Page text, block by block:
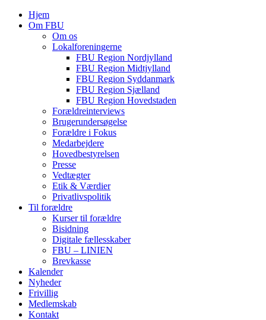
Hjem
Om FBU
Om os
Lokalforeningerne
FBU Region Nordjylland
FBU Region Midtjylland
FBU Region Syddanmark
FBU Region Sjælland
FBU Region Hovedstaden
Forældreinterviews
Brugerundersøgelse
Forældre i Fokus
Medarbejdere
Hovedbestyrelsen
Presse
Vedtægter
Etik & Værdier
Privatlivspolitik
Til forældre
Kurser til forældre
Bisidning
Digitale fællesskaber
FBU – LINIEN
Brevkasse
Kalender
Nyheder
Frivillig
Medlemskab
Kontakt